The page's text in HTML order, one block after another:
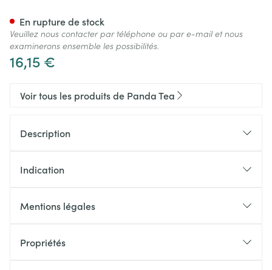
16,15 €
En rupture de stock
Veuillez nous contacter par téléphone ou par e-mail et nous
examinerons ensemble les possibilités.
Voir tous les produits de Panda Tea
Description
Indication
Mentions légales
Propriétés